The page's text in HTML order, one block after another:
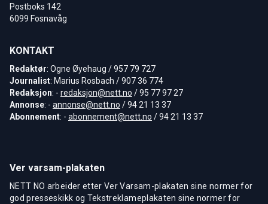
Postboks 142
6099 Fosnavåg
KONTAKT
Redaktør: Ogne Øyehaug / 957 79 727
Journalist: Marius Rosbach / 907 36 774
Redaksjon: - redaksjon@nett.no / 95 77 97 27
Annonse: - annonse@nett.no / 94 21 13 37
Abonnement: - abonnement@nett.no / 94 21 13 37
Ver varsam-plakaten
NETT NO arbeider etter Ver Varsam-plakaten sine normer for
god presseskikk og Tekstreklameplakaten sine normer for